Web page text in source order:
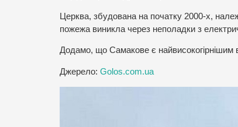
Церква, збудована на початку 2000-х,
пожежа виникла через неполадки з
Додамо, що Самакове є найвисокогірнішим
Джерело: Golos.com.ua